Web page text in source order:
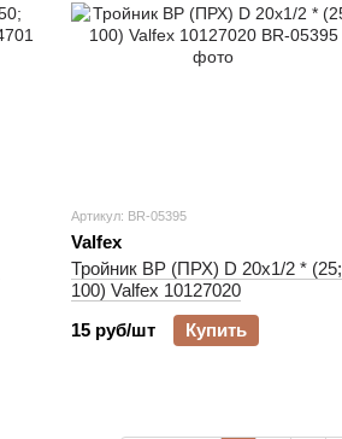
Артикул: BR-05395
Valfex
Тройник ВР (ПРХ) D 20х1/2 * (25;
100) Valfex 10127020
15 руб/шт
Купить